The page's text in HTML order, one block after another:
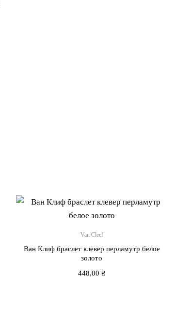
Van Cleef
Ван Клиф браслет клевер перламутр белое
золото
448,00₴